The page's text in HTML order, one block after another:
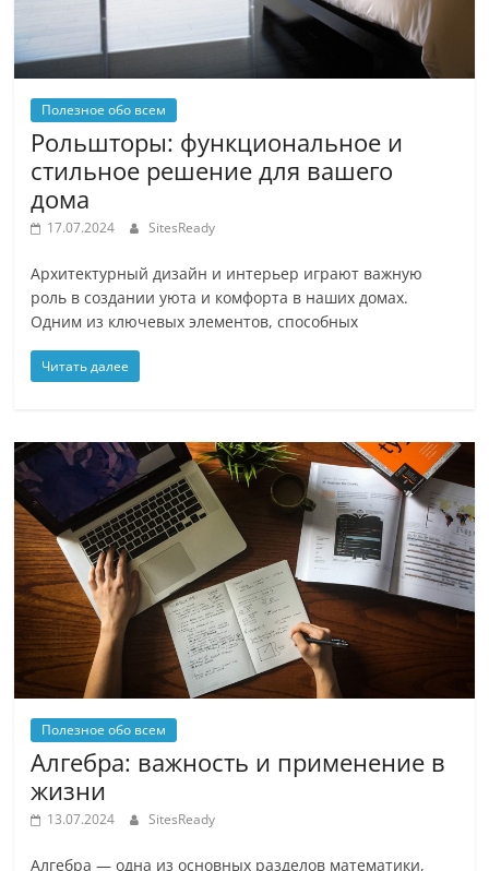
Полезное обо всем
Рольшторы: функциональное и
стильное решение для вашего
дома
17.07.2024 SitesReady
Архитектурный дизайн и интерьер играют важную
роль в создании уюта и комфорта в наших домах.
Одним из ключевых элементов, способных
Читать далее
Полезное обо всем
Алгебра: важность и применение в
жизни
13.07.2024 SitesReady
Алгебра — одна из основных разделов математики,